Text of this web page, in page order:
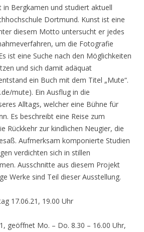
in Bergkamen und studiert aktuell
Dortmund. Kunst ist eine
diesem Motto untersucht er jedes
um die Fotografie
ist eine Suche nach den Möglichkeiten
und sich damit adäquat
ein Buch mit dem Titel „Mute“.
mute). Ein Ausflug in die
Alltags, welcher eine Bühne für
Es beschreibt eine Reise zum
Rückkehr zur kindlichen Neugier, die
Aufmerksam komponierte Studien
verdichten sich in stillen
Ausschnitte aus diesem Projekt
Werke sind Teil dieser Ausstellung.
17.06.21, 19.00 Uhr
geöffnet Mo. – Do. 8.30 – 16.00 Uhr,